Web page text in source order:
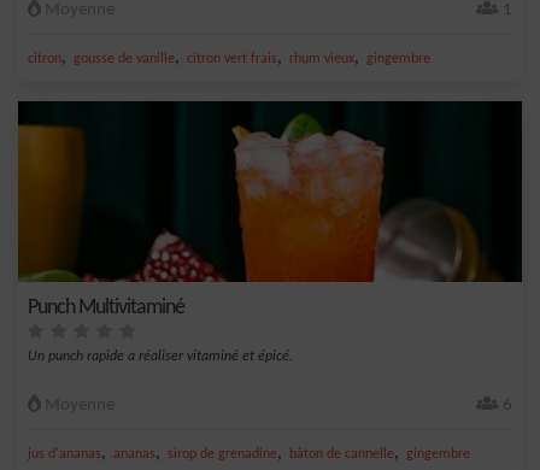
Moyenne 1
citron, gousse de vanille, citron vert frais, rhum vieux, gingembre
Punch Multivitaminé
Un punch rapide a réaliser vitaminé et épicé.
Moyenne 6
jus d'ananas, ananas, sirop de grenadine, bâton de cannelle, gingembre